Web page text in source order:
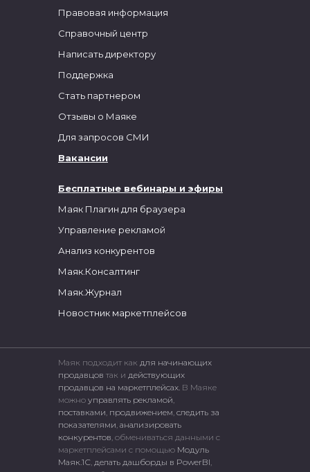
Бесплатные вебинары и эфиры
Маяк Плагин для браузера
Управление рекламой
Анализ конкурентов
Маяк.Консалтинг
Маяк.Журнал
Новостник маркетплейсов
Правовая информация
Справочный центр
Написать директору
Поддержка
Стать партнером
Отзывы о Маяке
Для запросов СМИ
Вакансии
Маяк подходит как для начинающих
продавцов так и действующих
продавцов на маркетплейсах. В Маяке
можно управлять рекламой
поставками продвижением следить за
показателями анализировать
конкурентов , обмениваться данными с
маркетплейсами c помощью Модуль
Маяк.1С делать дашборды в PowerBI